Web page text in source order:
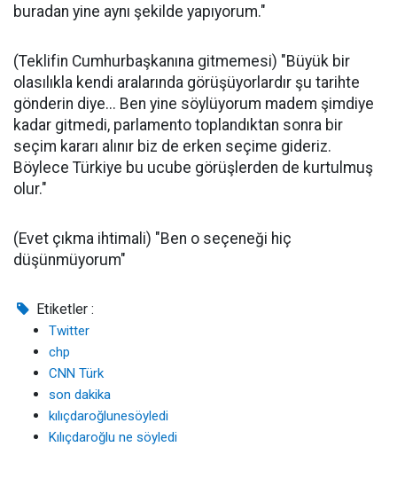
buradan yine aynı şekilde yapıyorum."
(Teklifin Cumhurbaşkanına gitmemesi) "Büyük bir
olasılıkla kendi aralarında görüşüyorlardır şu tarihte
gönderin diye... Ben yine söylüyorum madem şimdiye
kadar gitmedi, parlamento toplandıktan sonra bir
seçim kararı alınır biz de erken seçime gideriz.
Böylece Türkiye bu ucube görüşlerden de kurtulmuş
olur."
(Evet çıkma ihtimali) "Ben o seçeneği hiç
düşünmüyorum"
Etiketler :
Twitter
chp
CNN Türk
son dakika
kılıçdaroğlunesöyledi
Kılıçdaroğlu ne söyledi